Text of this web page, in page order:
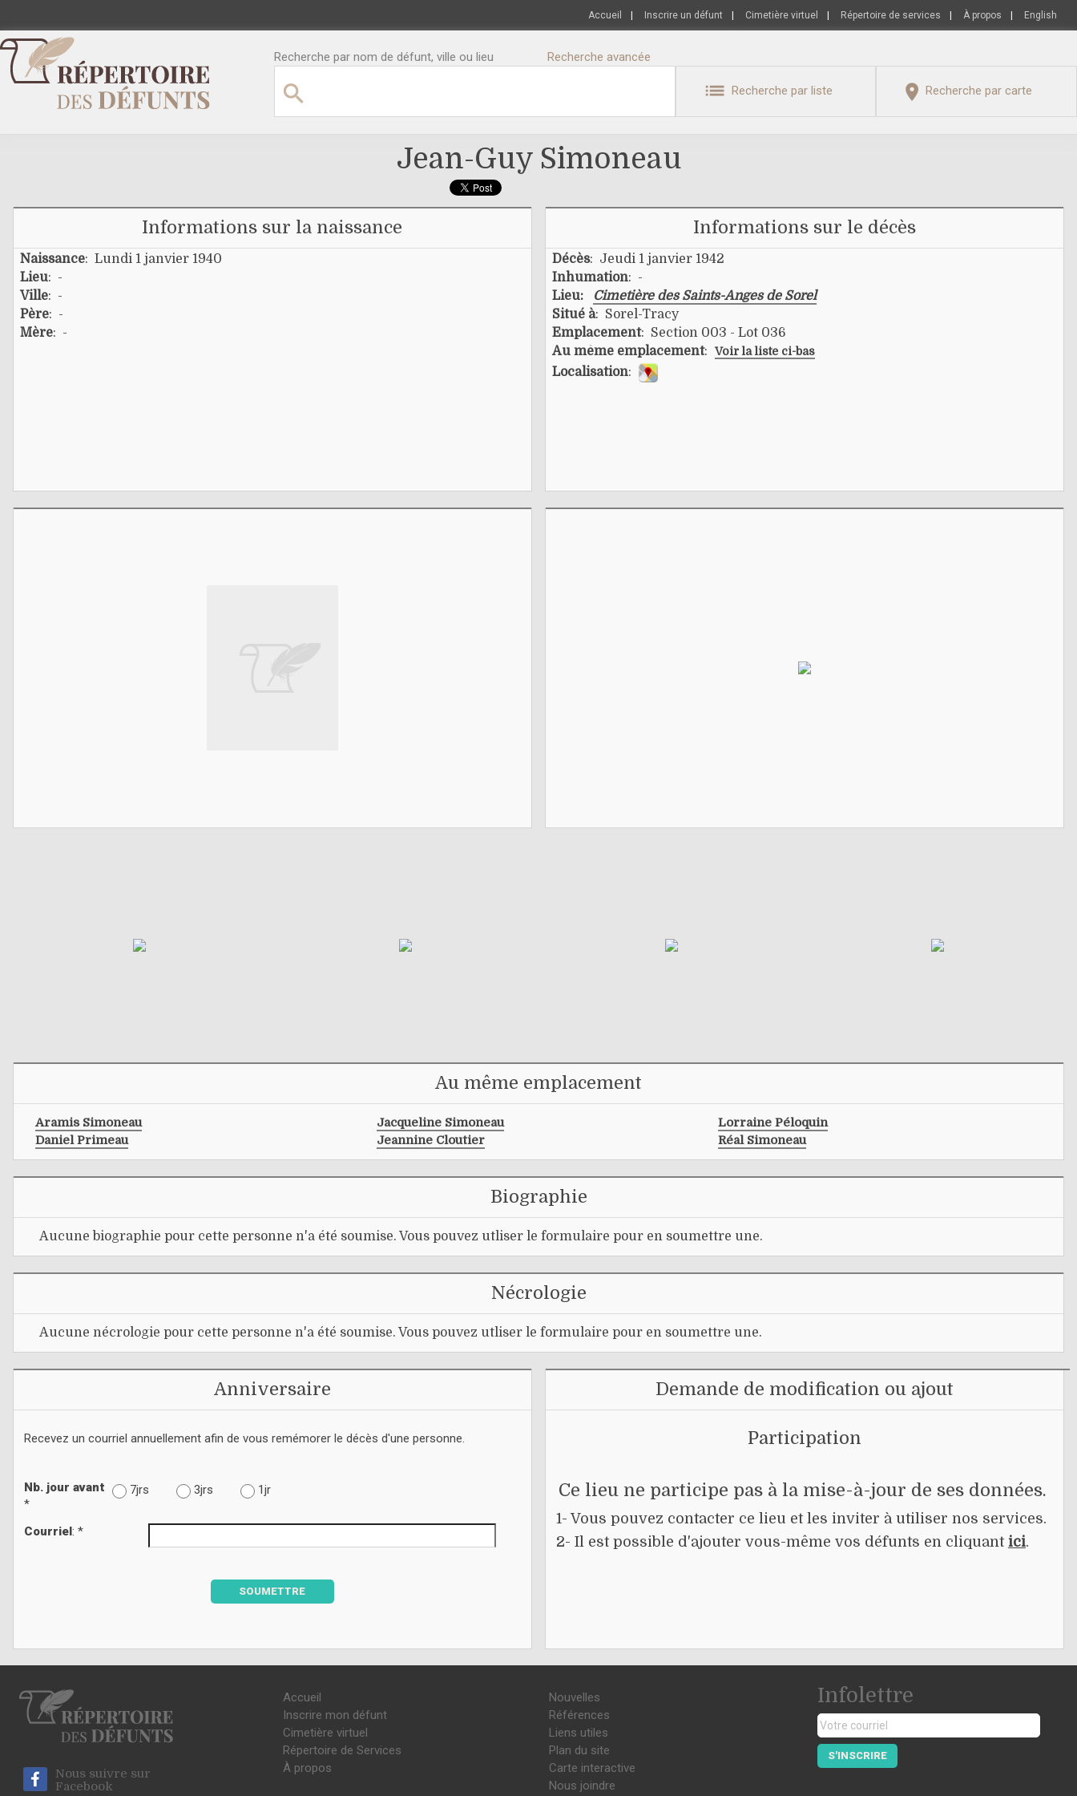
Accueil Inscrire un défunt Cimetière virtuel Répertoire de services À propos English
Recherche par nom de défunt, ville ou lieu Recherche avancée
Recherche par liste Recherche par carte
Jean-Guy Simoneau
Informations sur la naissance
Naissance: Lundi 1 janvier 1940
Lieu: -
Ville: -
Père: -
Mère: -
Informations sur le décès
Décès: Jeudi 1 janvier 1942
Inhumation: -
Lieu:
Cimetière des Saints-Anges de Sorel
Situé à: Sorel-Tracy
Emplacement: Section 003 - Lot 036
Au même emplacement: Voir la liste ci-bas
Localisation:
Au même emplacement
Aramis Simoneau
Daniel Primeau
Jacqueline Simoneau
Jeannine Cloutier
Lorraine Péloquin
Réal Simoneau
Biographie
Aucune biographie pour cette personne n'a été soumise. Vous pouvez utliser le formulaire pour en soumettre une.
Nécrologie
Aucune nécrologie pour cette personne n'a été soumise. Vous pouvez utliser le formulaire pour en soumettre une.
Anniversaire
Recevez un courriel annuellement afin de vous remémorer le décès d'une personne.
Nb. jour avant
*
7jrs 3jrs 1jr
Courriel: *
SOUMETTRE
Demande de modification ou ajout
Participation
Ce lieu ne participe pas à la mise-à-jour de ses données.
1- Vous pouvez contacter ce lieu et les inviter à utiliser nos services.
2- Il est possible d'ajouter vous-même vos défunts en cliquant ici.
Nous suivre sur
Facebook
Accueil
Inscrire mon défunt
Cimetière virtuel
Répertoire de Services
À propos
Nouvelles
Références
Liens utiles
Plan du site
Carte interactive
Nous joindre
Infolettre
S'INSCRIRE